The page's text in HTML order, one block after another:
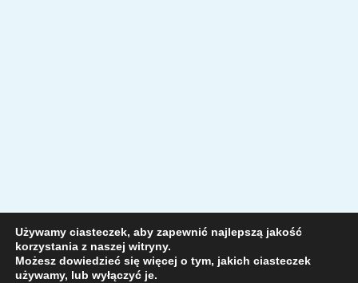
Używamy ciasteczek, aby zapewnić najlepszą jakość
korzystania z naszej witryny.
Możesz dowiedzieć się więcej o tym, jakich ciasteczek
używamy, lub wyłączyć je.